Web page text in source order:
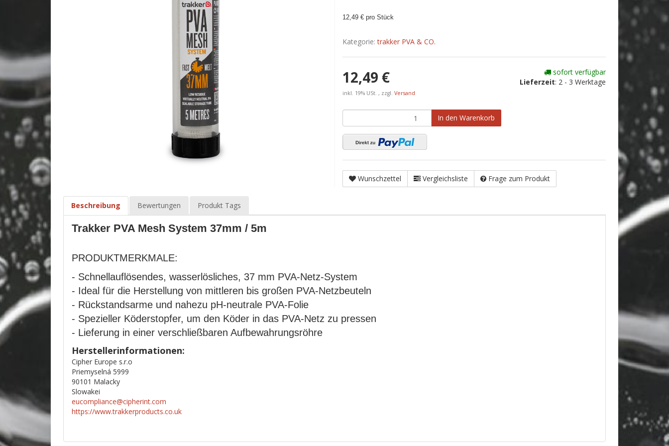
12,49 € pro Stück
Kategorie:trakker PVA & CO.
12,49 €
inkl. 19% USt. , zzgl. Versand
sofort verfügbar
Lieferzeit: 2 - 3 Werktage
In den Warenkorb
Wunschzettel Vergleichsliste Frage zum Produkt
Beschreibung Bewertungen Produkt Tags
Trakker PVA Mesh System 37mm / 5m
PRODUKTMERKMALE:
- Schnellauflösendes, wasserlösliches, 37 mm PVA-Netz-System
- Ideal für die Herstellung von mittleren bis großen PVA-Netzbeuteln
- Rückstandsarme und nahezu pH-neutrale PVA-Folie
- Spezieller Köderstopfer, um den Köder in das PVA-Netz zu pressen
- Lieferung in einer verschließbaren Aufbewahrungsröhre
Herstellerinformationen:
Cipher Europe s.r.o
Priemyselná 5999
90101 Malacky
Slowakei
eucompliance@cipherint.com
https://www.trakkerproducts.co.uk